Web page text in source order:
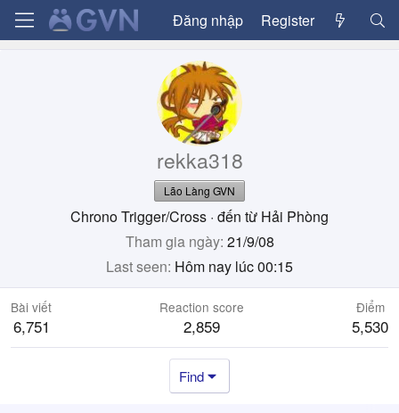
Đăng nhập Register
rekka318
Lão Làng GVN
Chrono Trigger/Cross · đến từ Hải Phòng
Tham gia ngày 21/9/08
Last seen Hôm nay lúc 00:15
Bài viết
6,751
Reaction score
2,859
Điểm
5,530
Find